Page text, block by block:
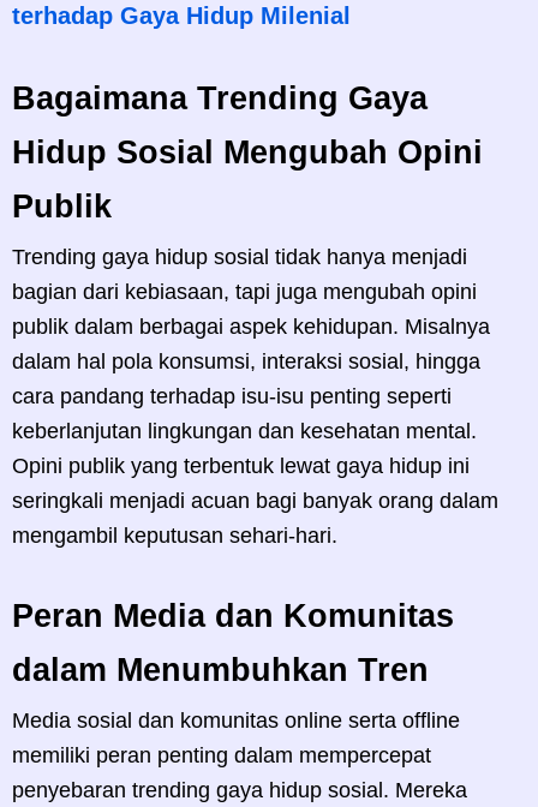
terhadap Gaya Hidup Milenial
Bagaimana Trending Gaya
Hidup Sosial Mengubah Opini
Publik
Trending gaya hidup sosial tidak hanya menjadi
bagian dari kebiasaan, tapi juga mengubah opini
publik dalam berbagai aspek kehidupan. Misalnya
dalam hal pola konsumsi, interaksi sosial, hingga
cara pandang terhadap isu-isu penting seperti
keberlanjutan lingkungan dan kesehatan mental.
Opini publik yang terbentuk lewat gaya hidup ini
seringkali menjadi acuan bagi banyak orang dalam
mengambil keputusan sehari-hari.
Peran Media dan Komunitas
dalam Menumbuhkan Tren
Media sosial dan komunitas online serta offline
memiliki peran penting dalam mempercepat
penyebaran trending gaya hidup sosial. Mereka